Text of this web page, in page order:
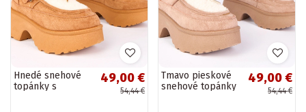
Hnedé snehové
topánky s
49,00 €
54,44 €
Tmavo pieskové
snehové topánky
49,00 €
54,44 €